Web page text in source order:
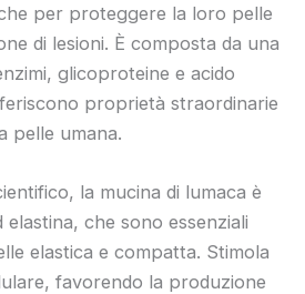
per proteggere la loro pelle
di lesioni. È composta da una
glicoproteine e acido
proprietà straordinarie
pelle umana.
la mucina di lumaca è
elastina, che sono essenziali
elastica e compatta. Stimola
favorendo la produzione